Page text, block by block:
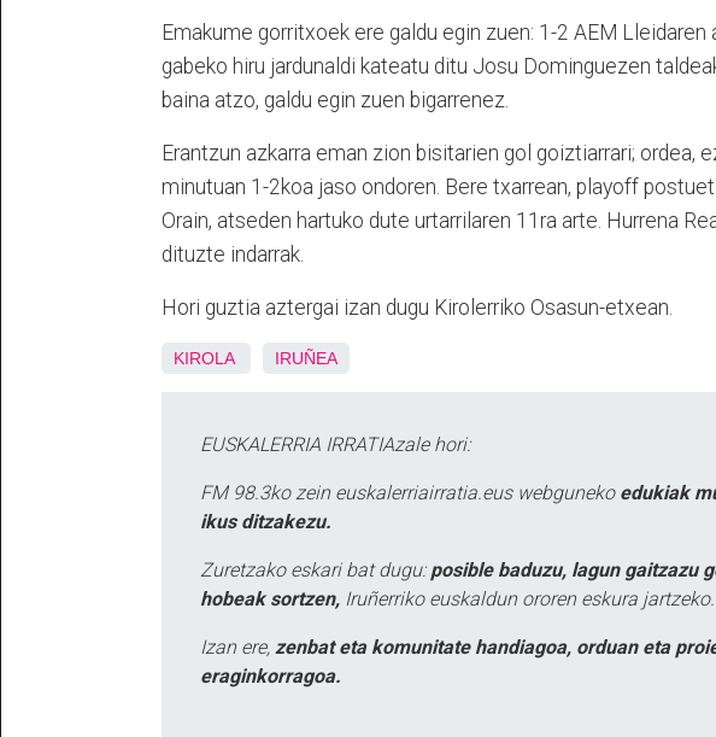
Emakume gorritxoek ere galdu egin zuen: 1-2 AEM Lleidaren
gabeko hiru jardunaldi kateatu ditu Josu Dominguezen
baina atzo, galdu egin zuen bigarrenez.
Erantzun azkarra eman zion bisitarien gol goiztiarrari; ordea,
minutuan 1-2koa jaso ondoren. Bere txarrean, playoff
Orain, atseden hartuko dute urtarrilaren 11ra arte. Hurrena
dituzte indarrak.
Hori guztia aztergai izan dugu Kirolerriko Osasun-etxean.
KIROLA IRUÑEA
EUSKALERRIA IRRATIAzale hori:
FM 98.3ko zein euskalerriairratia.eus webguneko edukiak
ikus ditzakezu.
Zuretzako eskari bat dugu: posible baduzu, lagun gaitzazu
hobeak sortzen, Iruñerriko euskaldun ororen eskura jartzeko.
Izan ere, zenbat eta komunitate handiagoa, orduan eta
eraginkorragoa.